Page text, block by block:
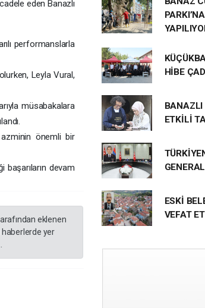
eden Banazlı
performanslarla
Leyla Vural,
müsabakalara
azminin önemli bir
başarıların devam
eklenen
yer
HİBE
BANAZLI
ETKİLİ
ESKİ
VEFAT